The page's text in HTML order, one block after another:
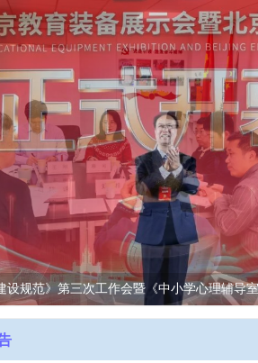
设规范》第三次工作会暨《中小学心理辅导